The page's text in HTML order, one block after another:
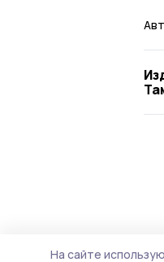
На сайте